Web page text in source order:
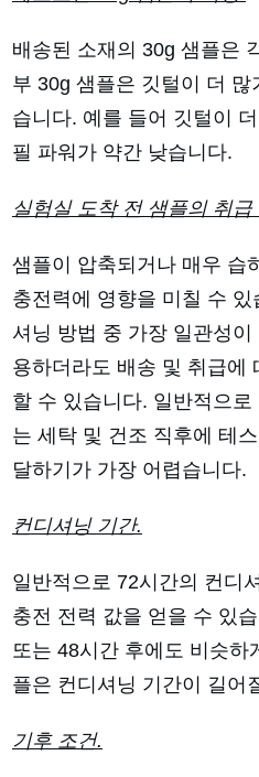
배송된 소재의 30g 샘플은
부 30g 샘플은 깃털이 더
습니다. 예를 들어 깃털이
필 파워가 약간 낮습니다.
실험실 도착 전 샘플의 취급
샘플이 압축되거나 매우 습
충전력에 영향을 미칠 수 있
셔닝 방법 중 가장 일관성
용하더라도 배송 및 취급에
할 수 있습니다. 일반적으
는 세탁 및 건조 직후에 테
달하기가 가장 어렵습니다.
컨디셔닝 기간.
일반적으로 72시간의 컨디
충전 전력 값을 얻을 수 있
또는 48시간 후에도 비슷하
플은 컨디셔닝 기간이 길어
기후 조건.